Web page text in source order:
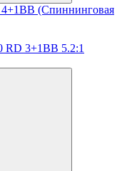
4+1BB (Спиннинговая